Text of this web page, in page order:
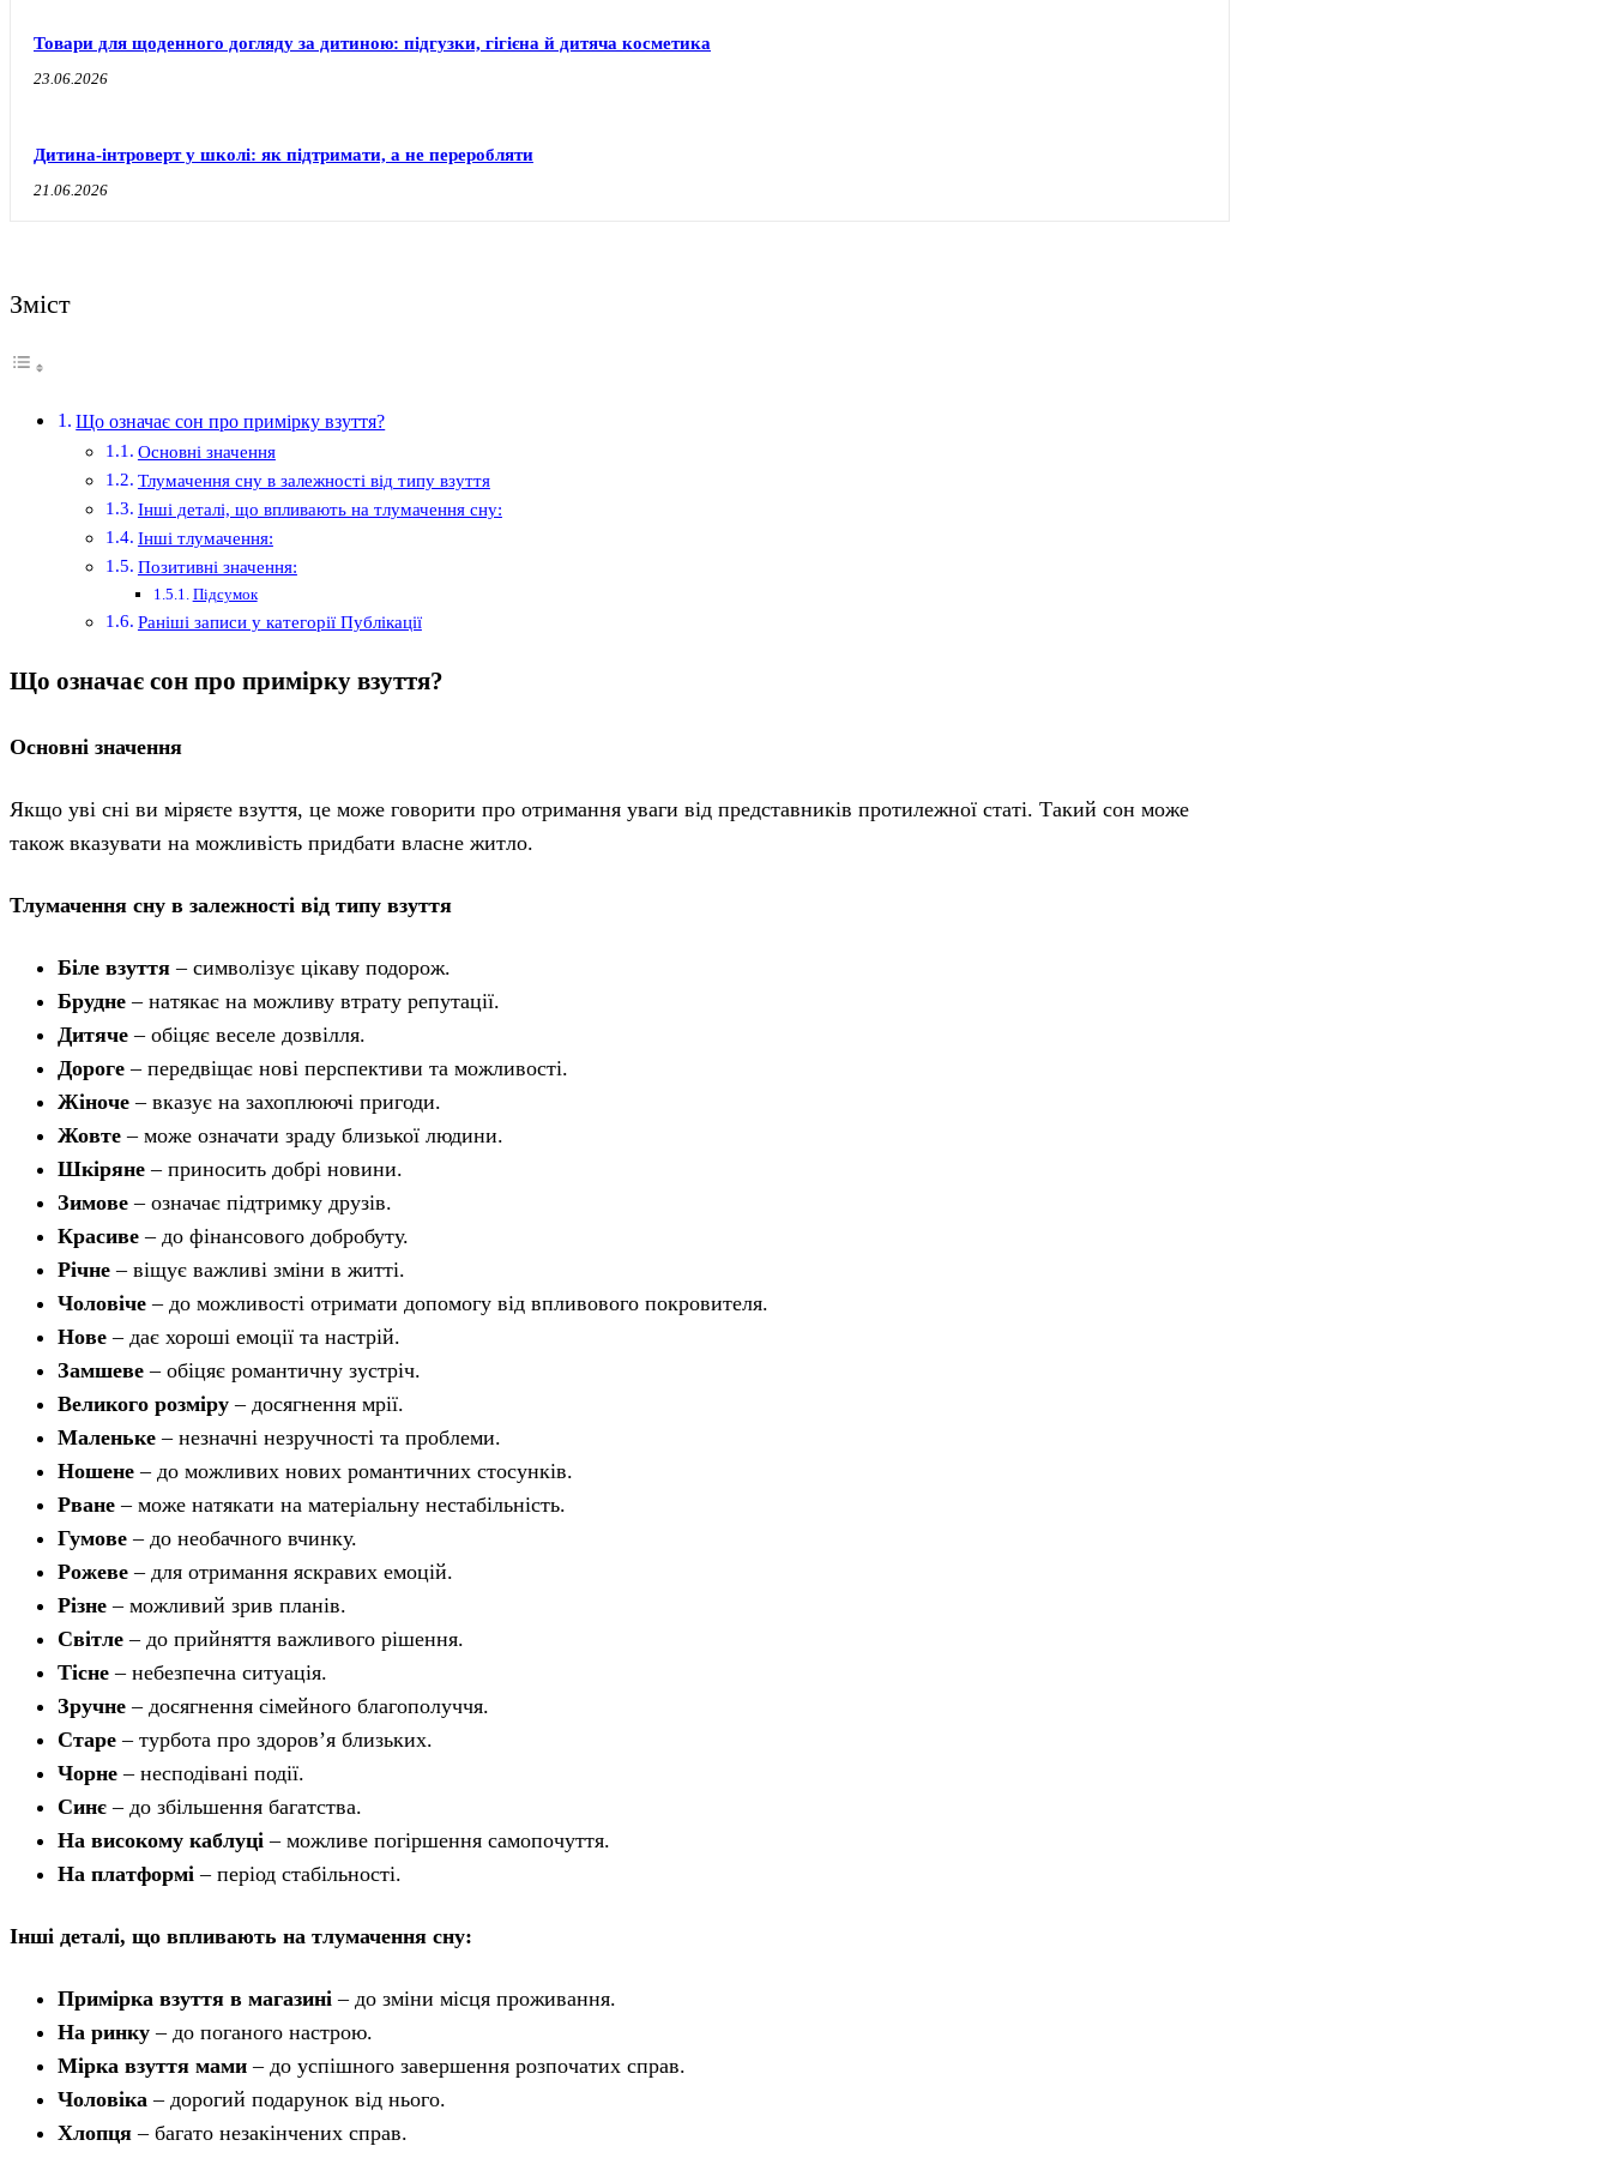
Товари для щоденного догляду за дитиною: підгузки, гігієна й дитяча косметика
23.06.2026
Дитина-інтроверт у школі: як підтримати, а не переробляти
21.06.2026
Зміст
Що означає сон про примірку взуття?
Основні значення
Тлумачення сну в залежності від типу взуття
Інші деталі, що впливають на тлумачення сну:
Інші тлумачення:
Позитивні значення:
Підсумок
Раніші записи у категорії Публікації
Що означає сон про примірку взуття?
Основні значення
Якщо уві сні ви міряєте взуття, це може говорити про отримання уваги від представників протилежної статі. Такий сон може
також вказувати на можливість придбати власне житло.
Тлумачення сну в залежності від типу взуття
Біле взуття – символізує цікаву подорож.
Брудне – натякає на можливу втрату репутації.
Дитяче – обіцяє веселе дозвілля.
Дороге – передвіщає нові перспективи та можливості.
Жіноче – вказує на захоплюючі пригоди.
Жовте – може означати зраду близької людини.
Шкіряне – приносить добрі новини.
Зимове – означає підтримку друзів.
Красиве – до фінансового добробуту.
Річне – віщує важливі зміни в житті.
Чоловіче – до можливості отримати допомогу від впливового покровителя.
Нове – дає хороші емоції та настрій.
Замшеве – обіцяє романтичну зустріч.
Великого розміру – досягнення мрії.
Маленьке – незначні незручності та проблеми.
Ношене – до можливих нових романтичних стосунків.
Рване – може натякати на матеріальну нестабільність.
Гумове – до необачного вчинку.
Рожеве – для отримання яскравих емоцій.
Різне – можливий зрив планів.
Світле – до прийняття важливого рішення.
Тісне – небезпечна ситуація.
Зручне – досягнення сімейного благополуччя.
Старе – турбота про здоров’я близьких.
Чорне – несподівані події.
Синє – до збільшення багатства.
На високому каблуці – можливе погіршення самопочуття.
На платформі – період стабільності.
Інші деталі, що впливають на тлумачення сну:
Примірка взуття в магазині – до зміни місця проживання.
На ринку – до поганого настрою.
Мірка взуття мами – до успішного завершення розпочатих справ.
Чоловіка – дорогий подарунок від нього.
Хлопця – багато незакінчених справ.